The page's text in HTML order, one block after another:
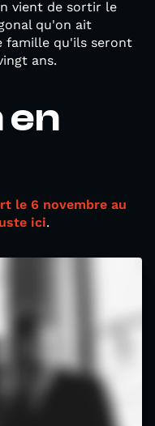
vient de sortir le
qu'on ait
famille qu'ils seront
ans.
en
le 6 novembre au
ici.